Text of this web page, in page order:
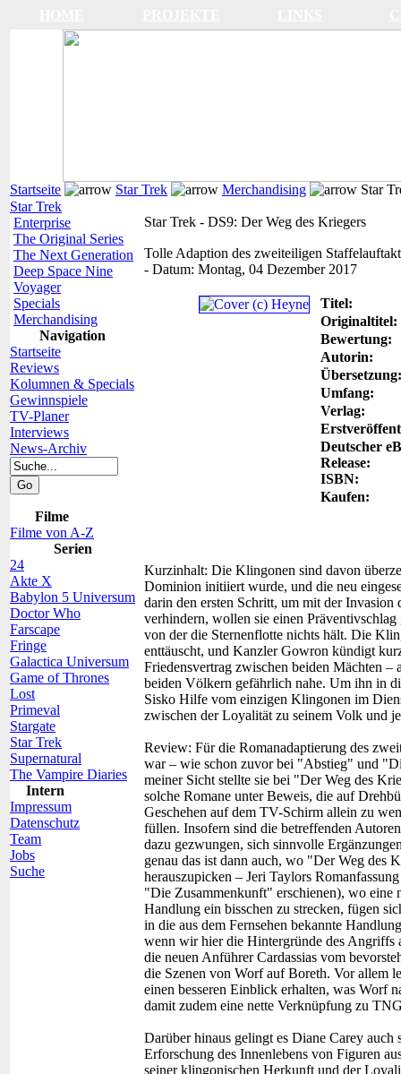
Startseite Star Trek Merchandising
Star
Star Trek
Enterprise
The Original Series
The Next Generation
Deep Space Nine
Voyager
Specials
Merchandising
Navigation
Startseite
Reviews
Kolumnen & Specials
Gewinnspiele
TV-Planer
Interviews
News-Archiv
Filme
Filme von A-Z
Serien
24
Akte X
Babylon 5 Universum
Doctor Who
Farscape
Fringe
Galactica Universum
Game of Thrones
Lost
Primeval
Stargate
Star Trek
Supernatural
The Vampire Diaries
Intern
Impressum
Datenschutz
Team
Jobs
Suche
Star Trek - DS9: Der Weg des Kriegers
Tolle Adaption des zweiteiligen
- Datum: Montag, 04 Dezember 2017
Titel:
Originaltitel:
Bewertung:
Autorin:
Übersetzung:
Umfang:
Verlag:
Deutscher
Release:
ISBN:
Kaufen:
Kurzinhalt: Die Klingonen sind davon
Dominion initiiert wurde, und die neu
darin den ersten Schritt, um mit der
verhindern, wollen sie einen
von der die Sternenflotte nichts hält. Die
enttäuscht, und Kanzler Gowron kündigt
Friedensvertrag zwischen beiden Mächten
beiden Völkern gefährlich nahe. Um ihn in
Sisko Hilfe vom einzigen Klingonen im
zwischen der Loyalität zu seinem Volk und
Review: Für die Romanadaptierung des
war – wie schon zuvor bei "Abstieg" und
meiner Sicht stellte sie bei "Der Weg des
solche Romane unter Beweis, die auf
Geschehen auf dem TV-Schirm allein zu
füllen. Insofern sind die betreffenden
dazu gezwungen, sich sinnvolle
genau das ist dann auch, wo "Der Weg des
herauszupicken – Jeri Taylors
"Die Zusammenkunft" erschienen), wo eine
Handlung ein bisschen zu strecken, fügen
in die aus dem Fernsehen bekannte
wenn wir hier die Hintergründe des Angriffs
die neuen Anführer Cardassias vom
die Szenen von Worf auf Boreth. Vor allem
einen besseren Einblick erhalten, was Worf
damit zudem eine nette Verknüpfung zu
Darüber hinaus gelingt es Diane Carey
Erforschung des Innenlebens von Figuren
seiner klingonischen Herkunft und der